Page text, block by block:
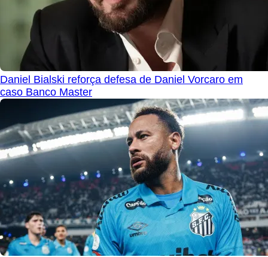
Daniel Bialski reforça defesa de Daniel Vorcaro em
caso Banco Master